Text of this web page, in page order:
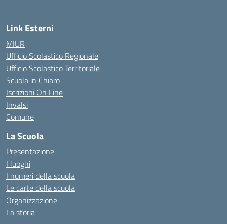
Link Esterni
MIUR
Ufficio Scolastico Regionale
Ufficio Scolastico Territoriale
Scuola in Chiaro
Iscrizioni On Line
Invalsi
Comune
La Scuola
Presentazione
I luoghi
I numeri della scuola
Le carte della scuola
Organizzazione
La storia